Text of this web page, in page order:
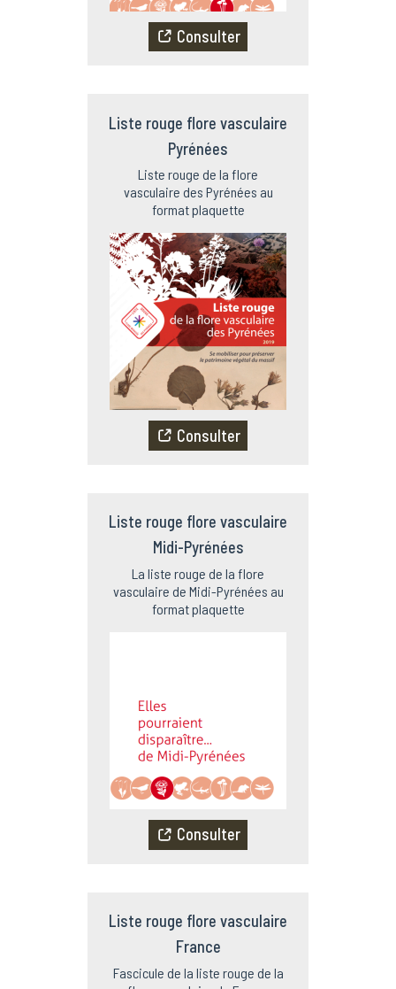
Consulter
Liste rouge flore vasculaire
Pyrénées
Liste rouge de la flore
vasculaire des Pyrénées au
format plaquette
Consulter
Liste rouge flore vasculaire
Midi-Pyrénées
La liste rouge de la flore
vasculaire de Midi-Pyrénées au
format plaquette
Consulter
Liste rouge flore vasculaire
France
Fascicule de la liste rouge de la